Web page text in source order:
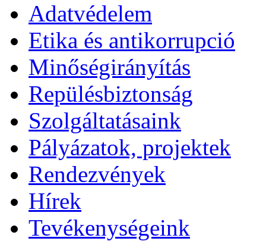
Adatvédelem
Etika és antikorrupció
Minőségirányítás
Repülésbiztonság
Szolgáltatásaink
Pályázatok, projektek
Rendezvények
Hírek
Tevékenységeink